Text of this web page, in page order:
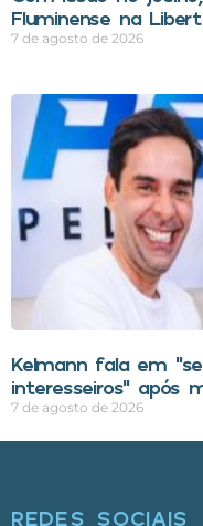
Fluminense na
7 de agosto de 2026
Kelmann fala em
interesseiros” após
7 de agosto de 2026
REDES SOCIAIS